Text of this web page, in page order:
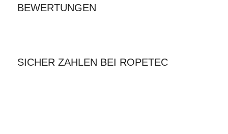
BEWERTUNGEN
SICHER ZAHLEN BEI ROPETEC